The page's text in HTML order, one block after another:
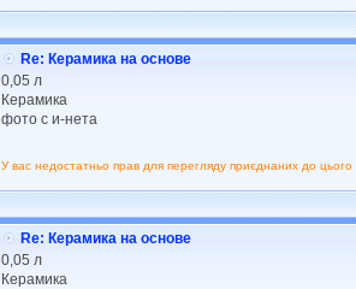
Re: Керамика на основе
0,05 л
Керамика
фото с и-нета
У вас недостатньо прав для перегляду приєднаних до цього
Re: Керамика на основе
0,05 л
Керамика